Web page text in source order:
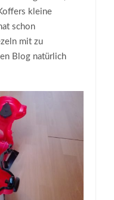
kleine
schon
mit zu
Blog natürlich